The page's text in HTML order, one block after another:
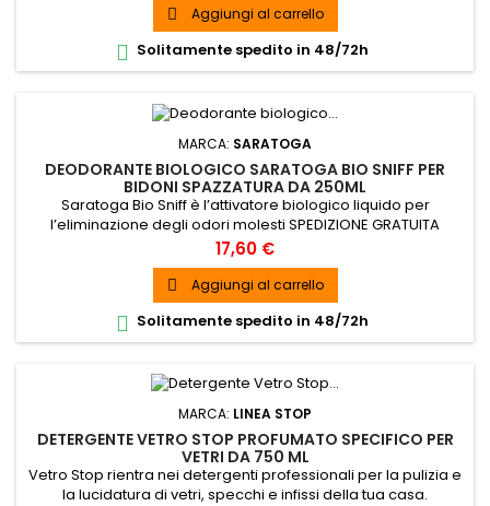
 Aggiungi al carrello
 Solitamente spedito in 48/72h
MARCA: SARATOGA
DEODORANTE BIOLOGICO SARATOGA BIO SNIFF PER
BIDONI SPAZZATURA DA 250ML
Saratoga Bio Sniff è l’attivatore biologico liquido per
l’eliminazione degli odori molesti SPEDIZIONE GRATUITA
Prezzo
17,60 €
 Aggiungi al carrello
 Solitamente spedito in 48/72h
MARCA: LINEA STOP
DETERGENTE VETRO STOP PROFUMATO SPECIFICO PER
VETRI DA 750 ML
Vetro Stop rientra nei detergenti professionali per la pulizia e
la lucidatura di vetri, specchi e infissi della tua casa.